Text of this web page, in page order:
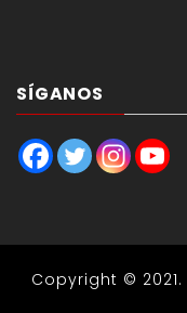
SÍGANOS
Copyright © 2021.